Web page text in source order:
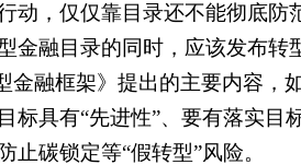
动，仅仅靠目录还不能彻底防
金融目录的同时，应该发布转
金融框架》提出的主要内容，
标具有“先进性”、要有落实目
止碳锁定等“假转型”风险。